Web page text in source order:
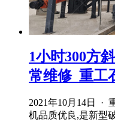
1小时300方
常维修_重工
2021年10月14日 ·
机品质优良,是新型